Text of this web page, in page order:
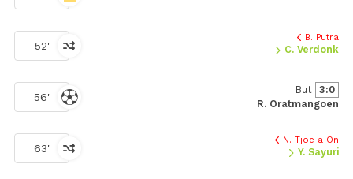
52'
B. Putra
C. Verdonk
56'
But 3:0
R. Oratmangoen
63'
N. Tjoe a On
Y. Sayuri